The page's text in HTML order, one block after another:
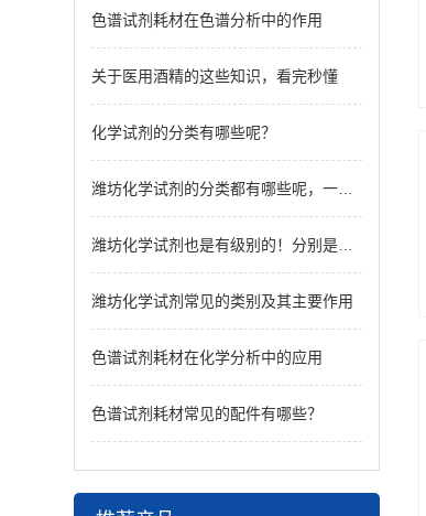
色谱试剂耗材在色谱分析中的作用
关于医用酒精的这些知识，看完秒懂
化学试剂的分类有哪些呢？
潍坊化学试剂的分类都有哪些呢，一起来看看吧
潍坊化学试剂也是有级别的！分别是哪些呢？
潍坊化学试剂常见的类别及其主要作用
色谱试剂耗材在化学分析中的应用
色谱试剂耗材常见的配件有哪些？